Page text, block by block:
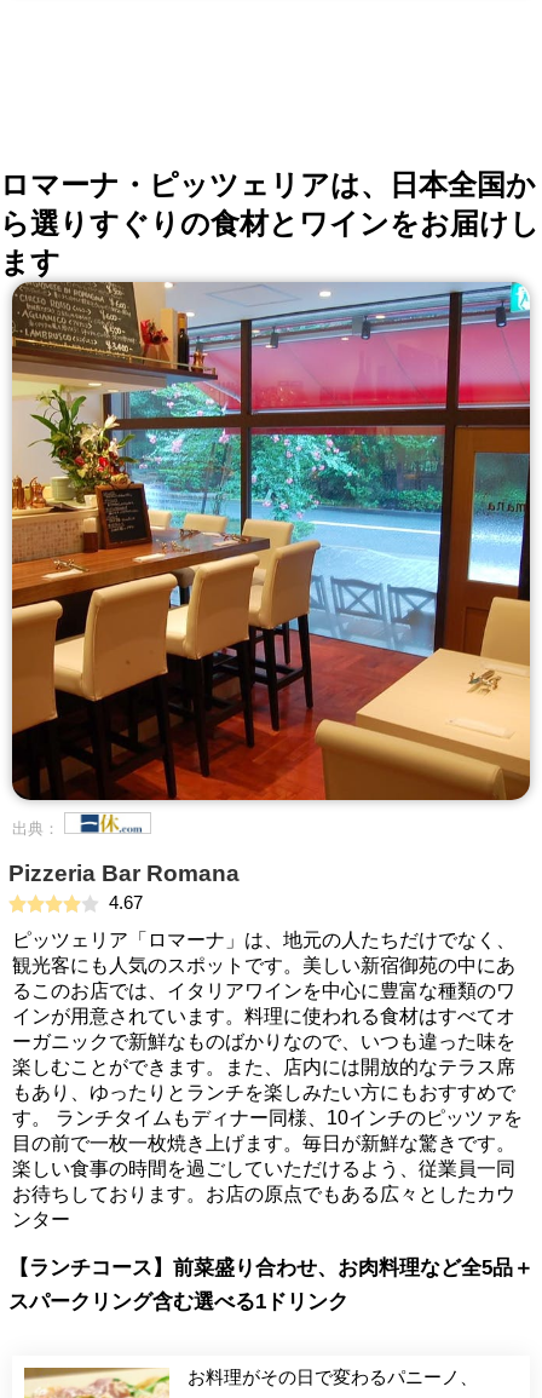
ロマーナ・ピッツェリアは、日本全国か
ら選りすぐりの食材とワインをお届けし
ます
出典：
Pizzeria Bar Romana
4.67
ピッツェリア「ロマーナ」は、地元の人たちだけでなく、
観光客にも人気のスポットです。美しい新宿御苑の中にあ
るこのお店では、イタリアワインを中心に豊富な種類のワ
インが用意されています。料理に使われる食材はすべてオ
ーガニックで新鮮なものばかりなので、いつも違った味を
楽しむことができます。また、店内には開放的なテラス席
もあり、ゆったりとランチを楽しみたい方にもおすすめで
す。 ランチタイムもディナー同様、10インチのピッツァを
目の前で一枚一枚焼き上げます。毎日が新鮮な驚きです。
楽しい食事の時間を過ごしていただけるよう、従業員一同
お待ちしております。お店の原点でもある広々としたカウ
ンター
【ランチコース】前菜盛り合わせ、お肉料理など全5品＋
スパークリング含む選べる1ドリンク
お料理がその日で変わるパニーノ、